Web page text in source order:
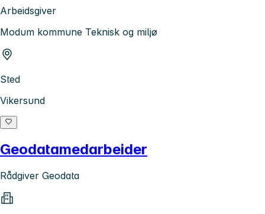
Arbeidsgiver
Modum kommune Teknisk og miljø
Sted
Vikersund
Geodatamedarbeider
Rådgiver Geodata